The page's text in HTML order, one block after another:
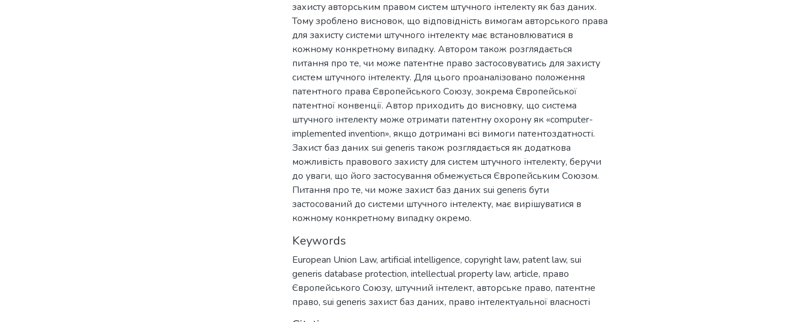
захисту авторським правом систем штучного інтелекту як баз даних.
Тому зроблено висновок, що відповідність вимогам авторського права
для захисту системи штучного інтелекту має встановлюватися в
кожному конкретному випадку. Автором також розглядається
питання про те, чи може патентне право застосовуватись для захисту
систем штучного інтелекту. Для цього проаналізовано положення
патентного права Європейського Союзу, зокрема Європейської
патентної конвенції. Автор приходить до висновку, що система
штучного інтелекту може отримати патентну охорону як «computer-
implemented invention», якщо дотримані всі вимоги патентоздатності.
Захист баз даних sui generis також розглядається як додаткова
можливість правового захисту для систем штучного інтелекту, беручи
до уваги, що його застосування обмежується Європейським Союзом.
Питання про те, чи може захист баз даних sui generis бути
застосований до системи штучного інтелекту, має вирішуватися в
кожному конкретному випадку окремо.
Keywords
European Union Law, artificial intelligence, copyright law, patent law, sui
generis database protection, intellectual property law, article, право
Європейського Союзу, штучний інтелект, авторське право, патентне
право, sui generis захист баз даних, право інтелектуальної власності